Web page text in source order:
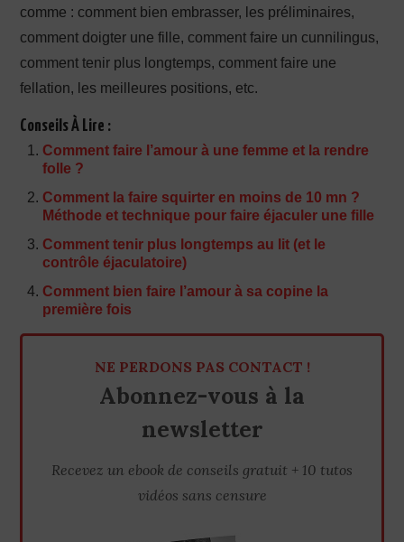
comme : comment bien embrasser, les préliminaires,
comment doigter une fille, comment faire un cunnilingus,
comment tenir plus longtemps, comment faire une
fellation, les meilleures positions, etc.
Conseils À Lire :
Comment faire l’amour à une femme et la rendre
folle ?
Comment la faire squirter en moins de 10 mn ?
Méthode et technique pour faire éjaculer une fille
Comment tenir plus longtemps au lit (et le
contrôle éjaculatoire)
Comment bien faire l’amour à sa copine la
première fois
NE PERDONS PAS CONTACT !
Abonnez-vous à la
newsletter
Recevez un ebook de conseils gratuit + 10 tutos
vidéos sans censure